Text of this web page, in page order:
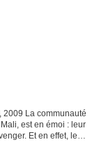
2009 La communauté
est en émoi : leur
Et en effet, le